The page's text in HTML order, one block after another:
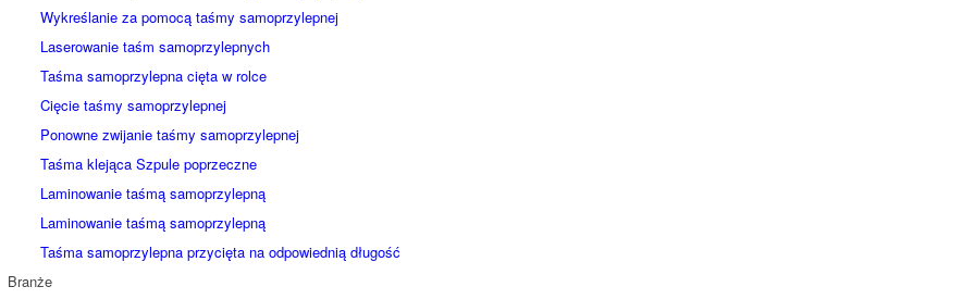
Wykreślanie za pomocą taśmy samoprzylepnej
Laserowanie taśm samoprzylepnych
Taśma samoprzylepna cięta w rolce
Cięcie taśmy samoprzylepnej
Ponowne zwijanie taśmy samoprzylepnej
Taśma klejąca Szpule poprzeczne
Laminowanie taśmą samoprzylepną
Laminowanie taśmą samoprzylepną
Taśma samoprzylepna przycięta na odpowiednią długość
Branże